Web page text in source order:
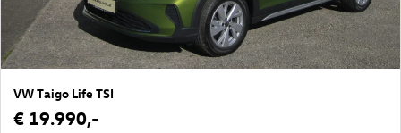
VW Taigo Life TSI
€ 19.990,-